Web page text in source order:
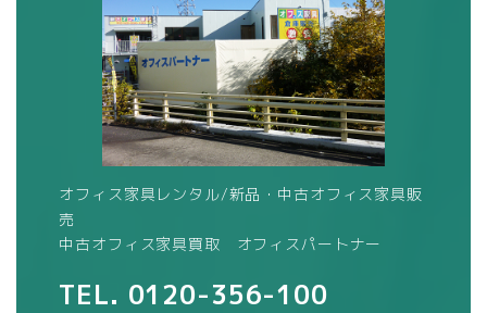
オフィス家具レンタル/新品・中古オフィス家具販
売
中古オフィス家具買取 オフィスパートナー
TEL. 0120-356-100